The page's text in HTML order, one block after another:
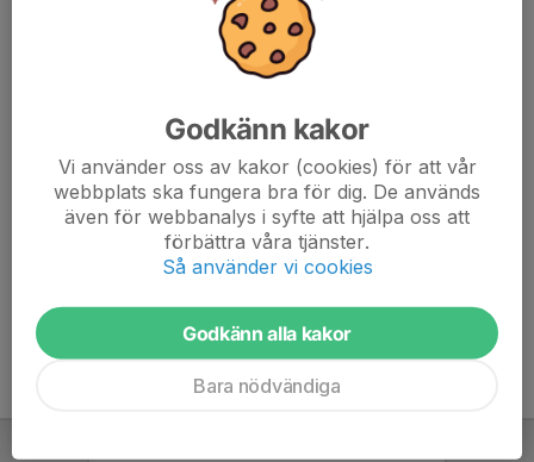
Här hamnar automatiskt de senaste nyheterna på hemsidan. För
att kunna börja administrera hemsidan loggar du in högst upp till
höger.
Godkänn kakor
Vi använder oss av kakor (cookies) för att vår
webbplats ska fungera bra för dig. De används
även för webbanalys i syfte att hjälpa oss att
förbättra våra tjänster.
Så använder vi cookies
Godkänn alla kakor
Bara nödvändiga